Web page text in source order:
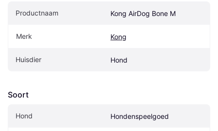
Productnaam Kong AirDog Bone M
Merk Kong
Huisdier Hond
Soort
Hond Hondenspeelgoed